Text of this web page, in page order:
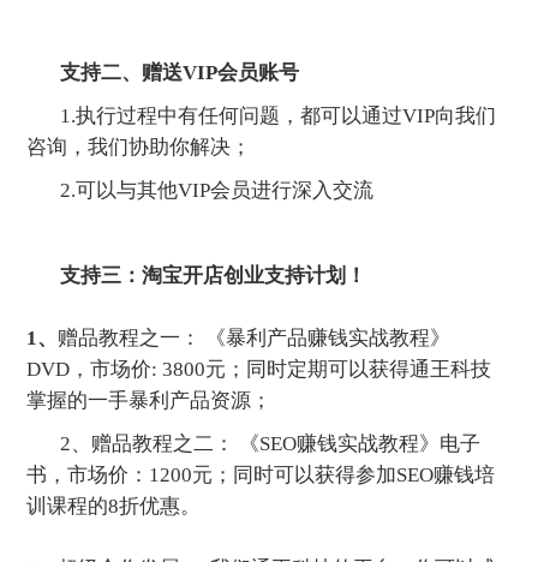
支持二、赠送VIP会员账号
1.执行过程中有任何问题，都可以通过VIP向我们
咨询，我们协助你解决；
2.可以与其他VIP会员进行深入交流
支持三：淘宝开店创业支持计划！
1、 赠品教程之一： 《暴利产品赚钱实战教程》
DVD，市场价: 3800元；同时定期可以获得通王科技
掌握的一手暴利产品资源；
2、赠品教程之二： 《SEO赚钱实战教程》电子
书，市场价：1200元；同时可以获得参加SEO赚钱培
训课程的8折优惠。